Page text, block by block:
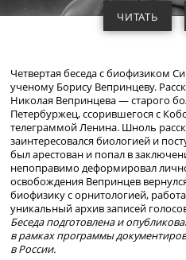
ЧИТАТЬ
Четвертая беседа с биофизиком
ученому Борису Вепринцеву.
Николая Вепринцева — старого
Петербуржец, ссорившегося с
телеграммой Ленина. Шноль
заинтересовался биологией и
был арестован и попал в
непоправимо деформировал
освобождения Вепринцев
биофизику с орнитологией,
уникальный архив записей
Беседа подготовлена и
в рамках программы
в России.